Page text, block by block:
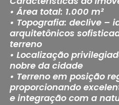
• Área total: 1.000 m²
• Topografia: declive –
arquitetônicos
terreno
• Localização
nobre da cidade
• Terreno em posição
proporcionando
e integração com a